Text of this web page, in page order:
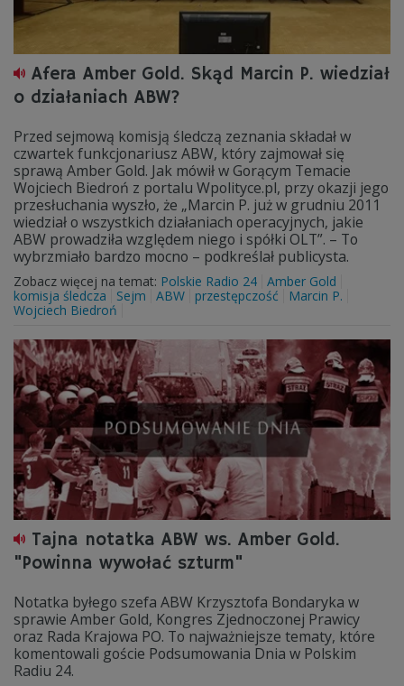
Afera Amber Gold. Skąd Marcin P. wiedział
o działaniach ABW?
Przed sejmową komisją śledczą zeznania składał w
czwartek funkcjonariusz ABW, który zajmował się
sprawą Amber Gold. Jak mówił w Gorącym Temacie
Wojciech Biedroń z portalu Wpolityce.pl, przy okazji jego
przesłuchania wyszło, że „Marcin P. już w grudniu 2011
wiedział o wszystkich działaniach operacyjnych, jakie
ABW prowadziła względem niego i spółki OLT”. – To
wybrzmiało bardzo mocno – podkreślał publicysta.
Zobacz więcej na temat: Polskie Radio 24 Amber Gold
komisja śledcza
Sejm ABW przestępczość
Marcin P.
Wojciech Biedroń
Tajna notatka ABW ws. Amber Gold.
"Powinna wywołać szturm"
Notatka byłego szefa ABW Krzysztofa Bondaryka w
sprawie Amber Gold, Kongres Zjednoczonej Prawicy
oraz Rada Krajowa PO. To najważniejsze tematy, które
komentowali goście Podsumowania Dnia w Polskim
Radiu 24.